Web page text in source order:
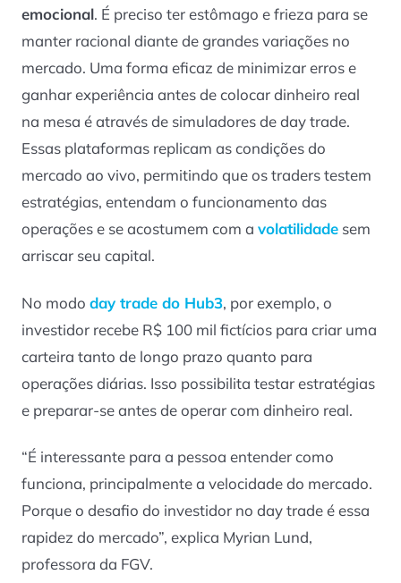
emocional. É preciso ter estômago e frieza para se
manter racional diante de grandes variações no
mercado. Uma forma eficaz de minimizar erros e
ganhar experiência antes de colocar dinheiro real
na mesa é através de simuladores de day trade.
Essas plataformas replicam as condições do
mercado ao vivo, permitindo que os traders testem
estratégias, entendam o funcionamento das
operações e se acostumem com a volatilidade sem
arriscar seu capital.
No modo day trade do Hub3, por exemplo, o
investidor recebe R$ 100 mil fictícios para criar uma
carteira tanto de longo prazo quanto para
operações diárias. Isso possibilita testar estratégias
e preparar-se antes de operar com dinheiro real.
“É interessante para a pessoa entender como
funciona, principalmente a velocidade do mercado.
Porque o desafio do investidor no day trade é essa
rapidez do mercado”, explica Myrian Lund,
professora da FGV.